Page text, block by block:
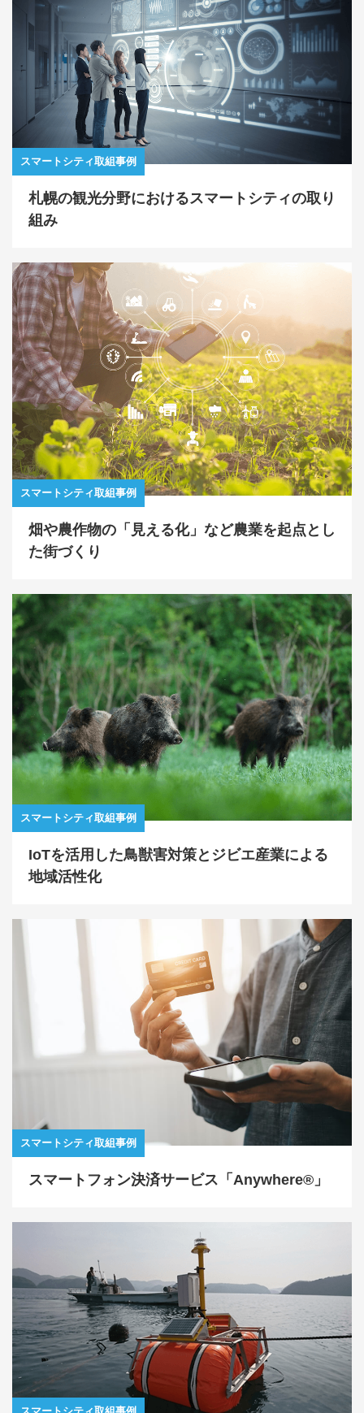
スマートシティ取組事例
札幌の観光分野におけるスマートシティの取り
組み
スマートシティ取組事例
畑や農作物の「見える化」など農業を起点とし
た街づくり
スマートシティ取組事例
IoTを活用した鳥獣害対策とジビエ産業による
地域活性化
スマートシティ取組事例
スマートフォン決済サービス「Anywhere®」